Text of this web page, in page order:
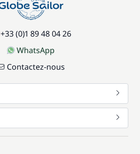
+33 (0)1 89 48 04 26
WhatsApp
Contactez-nous